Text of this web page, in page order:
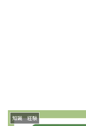
知識 経験